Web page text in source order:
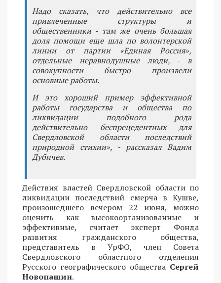
Надо сказать, что действительно все
привлеченные структуры и
общественники - там же очень большая
доля помощи еще шла по волонтерской
линии от партии «Единая Россия»,
отдельные неравнодушные люди, - в
совокупности быстро произвели
основные работы.
И это хороший пример эффективной
работы государства и общества по
ликвидации подобного рода
действительно беспрецедентных для
Свердловской области последствий
природной стихии», - рассказал Вадим
Дубичев.
Действия властей Свердловской области по
ликвидации последствий смерча в Кушве,
произошедшего вечером 22 июня, можно
оценить как высокоорганизованные и
эффективные, считает эксперт Фонда
развития гражданского общества,
представитель в УрФО, член Совета
Свердловского областного отделения
Русского географического общества Сергей
Новопашин.